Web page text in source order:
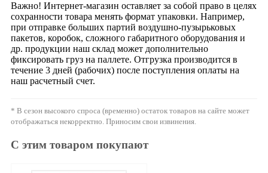
Важно! Интернет-магазин оставляет за собой право в целях
сохранности товара менять формат упаковки. Например,
при отправке больших партий воздушно-пузырьковых
пакетов, коробок, сложного габаритного оборудования и
др. продукции наш склад может дополнительно
фиксировать груз на паллете. Отгрузка производится в
течение 3 дней (рабочих) после поступления оплаты на
наш расчетный счет.
* В сезон высокого спроса (временно) остаток товаров на сайте может
отображаться некорректно. Приносим свои извинения.
С этим товаром покупают